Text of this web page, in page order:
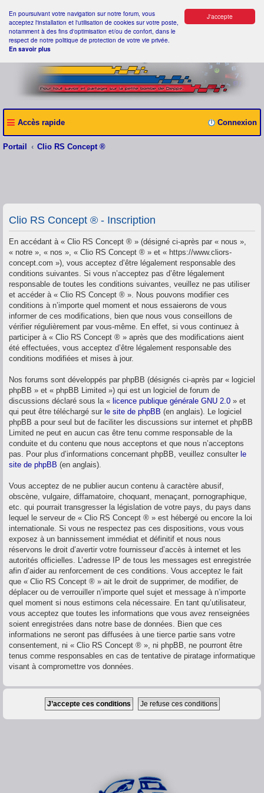
J'accepte
En poursuivant votre navigation sur notre forum, vous
acceptez l'installation et l'utilisation de cookies sur votre poste,
notamment à des fins d'optimisation et/ou de confort, dans le
respect de notre politique de protection de votre vie privée.
En savoir plus
Accès rapide Connexion
Portail Clio RS Concept ®
Clio RS Concept ® - Inscription
En accédant à « Clio RS Concept ® » (désigné ci-après par « nous »,
« notre », « nos », « Clio RS Concept ® » et « https://www.cliors-
concept.com »), vous acceptez d’être légalement responsable des
conditions suivantes. Si vous n’acceptez pas d’être légalement
responsable de toutes les conditions suivantes, veuillez ne pas utiliser
et accéder à « Clio RS Concept ® ». Nous pouvons modifier ces
conditions à n’importe quel moment et nous essaierons de vous
informer de ces modifications, bien que nous vous conseillons de
vérifier régulièrement par vous-même. En effet, si vous continuez à
participer à « Clio RS Concept ® » après que des modifications aient
été effectuées, vous acceptez d’être légalement responsable des
conditions modifiées et mises à jour.
Nos forums sont développés par phpBB (désignés ci-après par « logiciel
phpBB » et « phpBB Limited ») qui est un logiciel de forum de
discussions déclaré sous la « licence publique générale GNU 2.0 » et
qui peut être téléchargé sur le site de phpBB (en anglais). Le logiciel
phpBB a pour seul but de faciliter les discussions sur internet et phpBB
Limited ne peut en aucun cas être tenu comme responsable de la
conduite et du contenu que nous acceptons et que nous n’acceptons
pas. Pour plus d’informations concernant phpBB, veuillez consulter le
site de phpBB (en anglais).
Vous acceptez de ne publier aucun contenu à caractère abusif,
obscène, vulgaire, diffamatoire, choquant, menaçant, pornographique,
etc. qui pourrait transgresser la législation de votre pays, du pays dans
lequel le serveur de « Clio RS Concept ® » est hébergé ou encore la loi
internationale. Si vous ne respectez pas ces dispositions, vous vous
exposez à un bannissement immédiat et définitif et nous nous
réservons le droit d’avertir votre fournisseur d’accès à internet et les
autorités officielles. L’adresse IP de tous les messages est enregistrée
afin d’aider au renforcement de ces conditions. Vous acceptez le fait
que « Clio RS Concept ® » ait le droit de supprimer, de modifier, de
déplacer ou de verrouiller n’importe quel sujet et message à n’importe
quel moment si nous estimons cela nécessaire. En tant qu’utilisateur,
vous acceptez que toutes les informations que vous avez renseignées
soient enregistrées dans notre base de données. Bien que ces
informations ne seront pas diffusées à une tierce partie sans votre
consentement, ni « Clio RS Concept ® », ni phpBB, ne pourront être
tenus comme responsables en cas de tentative de piratage informatique
visant à compromettre vos données.